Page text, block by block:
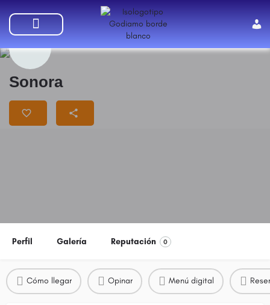
Sonora
Perfil Galería Reputación 0
Cómo llegar Opinar Menú digital